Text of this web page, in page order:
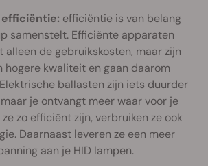
efficiëntie is van belang
samenstelt. Efficiënte apparaten
alleen de gebruikskosten, maar zijn
hogere kwaliteit en gaan daarom
ballasten zijn iets duurder
je ontvangt meer waar voor je
zo efficiënt zijn, verbruiken ze ook
Daarnaast leveren ze een meer
aan je HID lampen.